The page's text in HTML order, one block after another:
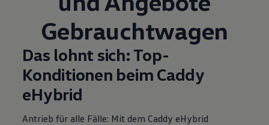
Gebrauchtwagen
Das lohnt sich: Top-
Konditionen beim Caddy
eHybrid
Antrieb für alle Fälle: Mit dem Caddy eHybrid